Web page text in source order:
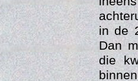
in de
Dan
die